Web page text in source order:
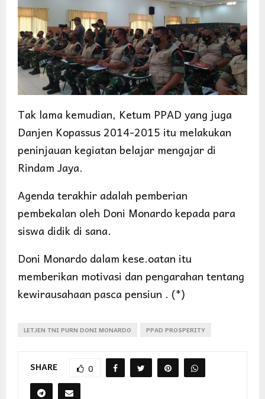
Tak lama kemudian, Ketum PPAD yang juga
Danjen Kopassus 2014-2015 itu melakukan
peninjauan kegiatan belajar mengajar di
Rindam Jaya.
Agenda terakhir adalah pemberian
pembekalan oleh Doni Monardo kepada para
siswa didik di sana.
Doni Monardo dalam kese.oatan itu
memberikan motivasi dan pengarahan tentang
kewirausahaan pasca pensiun . (*)
LETJEN TNI PURN DONI MONARDO PPAD PROSPERITY
SHARE 0